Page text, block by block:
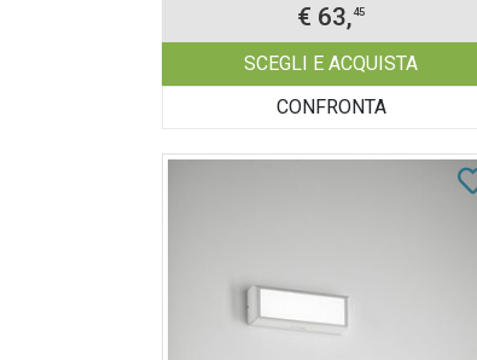
€ 63,45
SCEGLI E ACQUISTA
CONFRONTA